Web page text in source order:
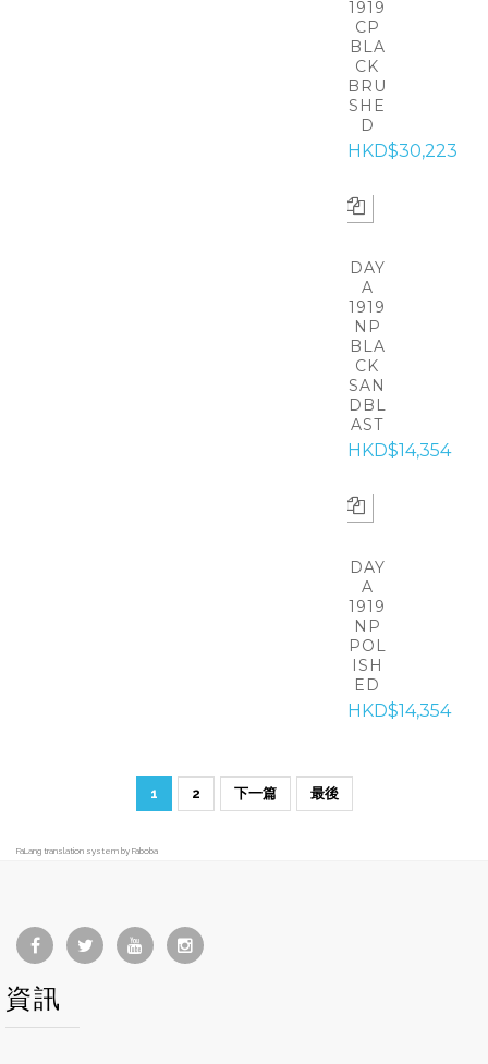
1919
CP
BLA
CK
BRU
SHE
D
HKD$30,223
DAY
A
1919
NP
BLA
CK
SAN
DBL
AST
HKD$14,354
DAY
A
1919
NP
POL
ISH
ED
HKD$14,354
1 2 下一篇 最後
FaLang translation system by Faboba
資訊